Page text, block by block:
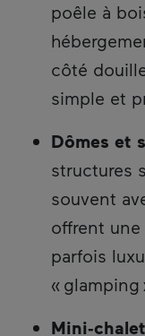
poêle à
côté
simple et
Dômes et
structures
souvent
offrent
parfois
«